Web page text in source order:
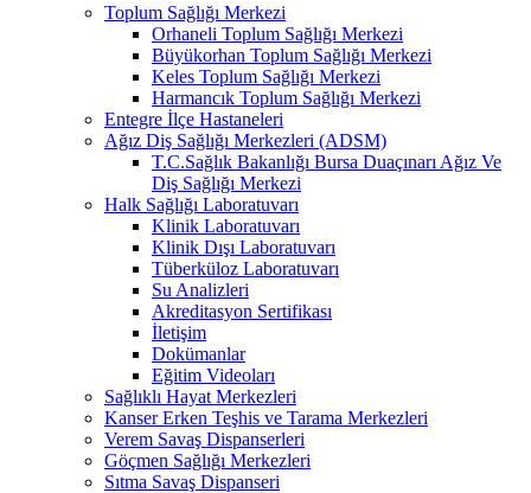
Toplum Sağlığı Merkezi
Orhaneli Toplum Sağlığı Merkezi
Büyükorhan Toplum Sağlığı Merkezi
Keles Toplum Sağlığı Merkezi
Harmancık Toplum Sağlığı Merkezi
Entegre İlçe Hastaneleri
Ağız Diş Sağlığı Merkezleri (ADSM)
T.C.Sağlık Bakanlığı Bursa Duaçınarı Ağız Ve
Diş Sağlığı Merkezi
Halk Sağlığı Laboratuvarı
Klinik Laboratuvarı
Klinik Dışı Laboratuvarı
Tüberküloz Laboratuvarı
Su Analizleri
Akreditasyon Sertifikası
İletişim
Dokümanlar
Eğitim Videoları
Sağlıklı Hayat Merkezleri
Kanser Erken Teşhis ve Tarama Merkezleri
Verem Savaş Dispanserleri
Göçmen Sağlığı Merkezleri
Sıtma Savaş Dispanseri